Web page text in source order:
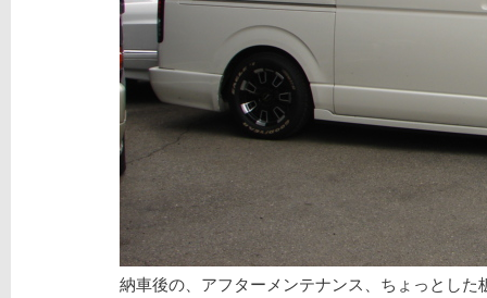
納車後の、アフターメンテナンス、ちょっとした